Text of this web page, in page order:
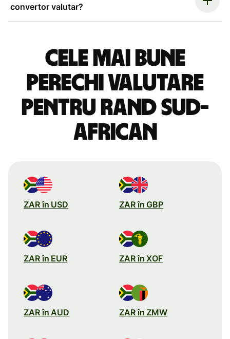
convertor valutar?
Cele mai bune
perechi valutare
pentru rand sud-
african
ZAR în USD ZAR în GBP
ZAR în EUR ZAR în XOF
ZAR în AUD ZAR în ZMW